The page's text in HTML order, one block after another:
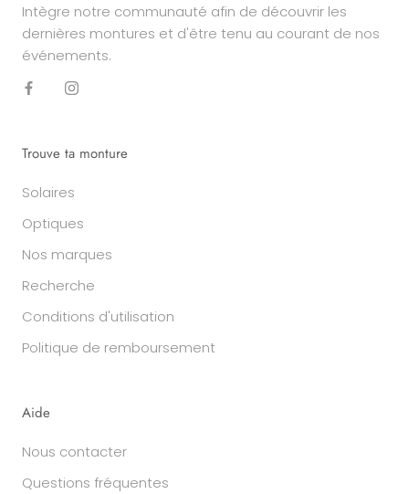
Intègre notre communauté afin de découvrir les
dernières montures et d'être tenu au courant de nos
événements.
Trouve ta monture
Solaires
Optiques
Nos marques
Recherche
Conditions d'utilisation
Politique de remboursement
Aide
Nous contacter
Questions fréquentes